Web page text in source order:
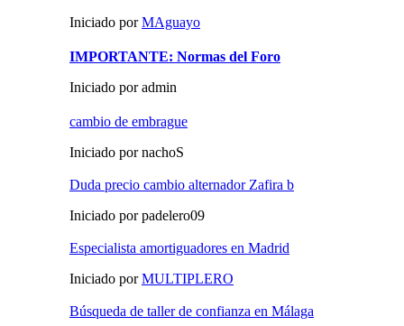
Iniciado porMAguayo
IMPORTANTE: Normas del Foro
Iniciado por admin
cambio de embrague
Iniciado por nachoS
Duda precio cambio alternador Zafira b
Iniciado por padelero09
Especialista amortiguadores en Madrid
Iniciado porMULTIPLERO
Búsqueda de taller de confianza en Málaga